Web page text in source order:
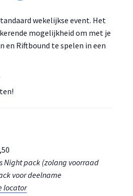
wekelijkse event. Het
mogelijkheid om met je
en Riftbound te spelen in een
Night pack (zolang voorraad
voor deelname
locator